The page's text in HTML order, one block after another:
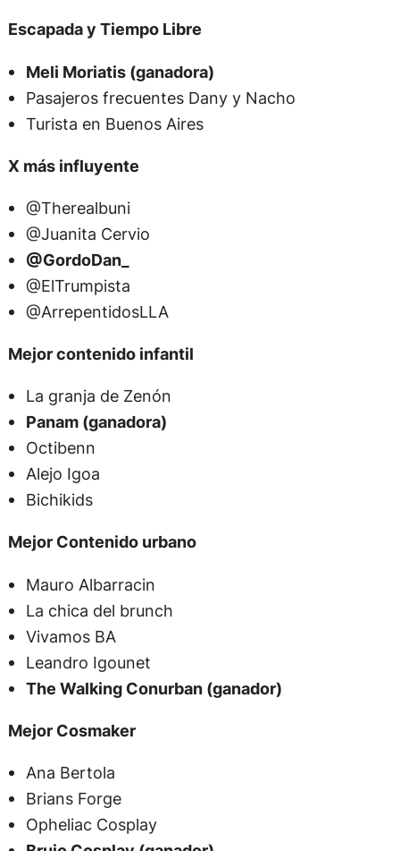
Escapada y Tiempo Libre
Meli Moriatis (ganadora)
Pasajeros frecuentes Dany y Nacho
Turista en Buenos Aires
X más influyente
@Therealbuni
@Juanita Cervio
@GordoDan_
@ElTrumpista
@ArrepentidosLLA
Mejor contenido infantil
La granja de Zenón
Panam (ganadora)
Octibenn
Alejo Igoa
Bichikids
Mejor Contenido urbano
Mauro Albarracin
La chica del brunch
Vivamos BA
Leandro Igounet
The Walking Conurban (ganador)
Mejor Cosmaker
Ana Bertola
Brians Forge
Opheliac Cosplay